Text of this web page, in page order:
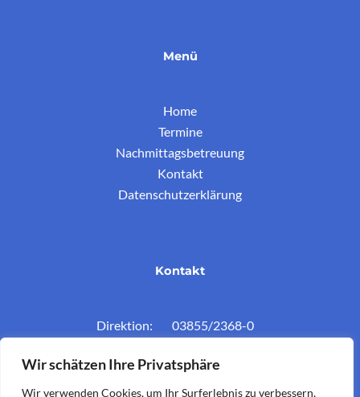
Wir schätzen Ihre Privatsphäre
Wir verwenden Cookies, um Ihr Surferlebnis zu verbessern,
Menü
Home
Termine
Nachmittagsbetreuung
Kontakt
Datenschutzerklärung
Kontakt
Direktion: 03855/2368-0
Mail: vs.krieglach@twin.at